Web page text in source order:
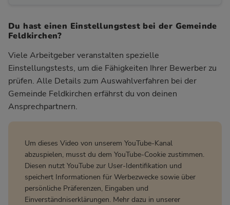
Du hast einen Einstellungstest bei der Gemeinde
Feldkirchen?
Viele Arbeitgeber veranstalten spezielle
Einstellungstests, um die Fähigkeiten Ihrer Bewerber zu
prüfen. Alle Details zum Auswahlverfahren bei der
Gemeinde Feldkirchen erfährst du von deinen
Ansprechpartnern.
Um dieses Video von unserem YouTube-Kanal
abzuspielen, musst du dem YouTube-Cookie zustimmen.
Diesen nutzt YouTube zur User-Identifikation und
speichert Informationen für Werbezwecke sowie über
persönliche Präferenzen, Eingaben und
Einverständniserklärungen. Mehr dazu in unserer